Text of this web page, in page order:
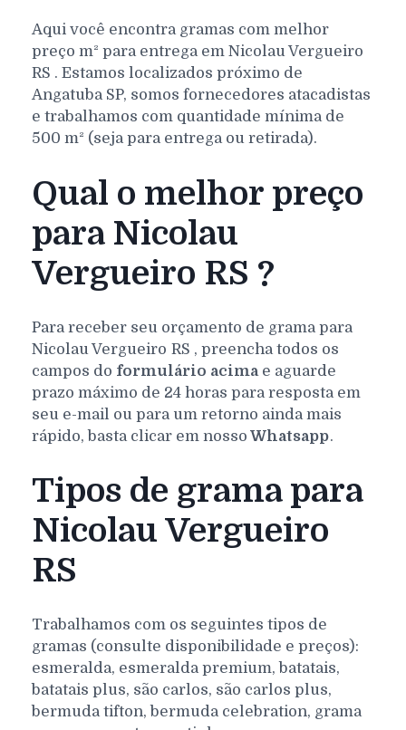
Aqui você encontra gramas com melhor
preço m² para entrega em Nicolau Vergueiro
RS . Estamos localizados próximo de
Angatuba SP, somos fornecedores atacadistas
e trabalhamos com quantidade mínima de
500 m² (seja para entrega ou retirada).
Qual o melhor preço
para Nicolau
Vergueiro RS ?
Para receber seu orçamento de grama para
Nicolau Vergueiro RS , preencha todos os
campos do formulário acima e aguarde
prazo máximo de 24 horas para resposta em
seu e-mail ou para um retorno ainda mais
rápido, basta clicar em nosso Whatsapp.
Tipos de grama para
Nicolau Vergueiro
RS
Trabalhamos com os seguintes tipos de
gramas (consulte disponibilidade e preços):
esmeralda, esmeralda premium, batatais,
batatais plus, são carlos, são carlos plus,
bermuda tifton, bermuda celebration, grama